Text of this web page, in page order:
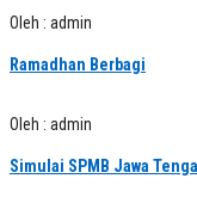
Oleh : admin
Ramadhan Berbagi
Oleh : admin
Simulai SPMB Jawa